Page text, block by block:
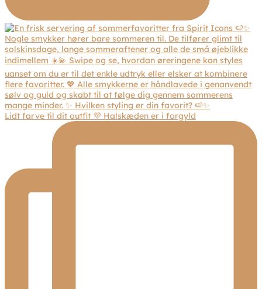
Lidt farve til dit outfit 💜 Halskæden er i forgyld